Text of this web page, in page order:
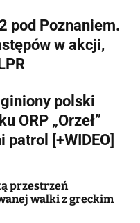
pod Poznaniem.
w akcji,
polski
ORP „Orzeł”
patrol [+WIDEO]
przestrzeń
walki z greckim